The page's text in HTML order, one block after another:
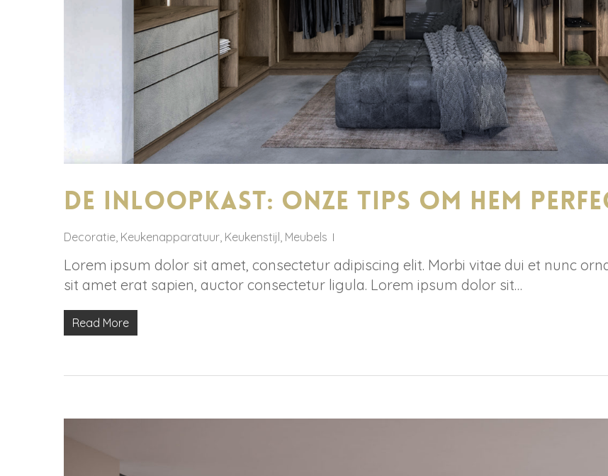
De inloopkast: onze tips om hem
Decoratie Keukenapparatuur Keukenstijl Meubels
Lorem ipsum dolor sit amet, consectetur adipiscing elit. Morbi vitae dui et nunc
sit amet erat sapien, auctor consectetur ligula. Lorem ipsum dolor sit…
Read More